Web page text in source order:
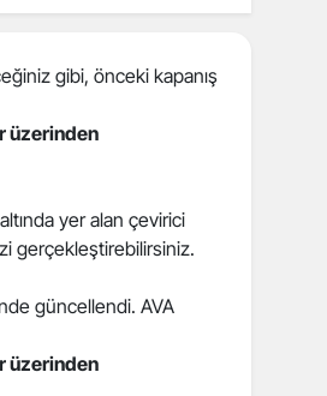
gibi, önceki kapanış
üzerinden
yer alan çevirici
gerçekleştirebilirsiniz.
güncellendi. AVA
üzerinden